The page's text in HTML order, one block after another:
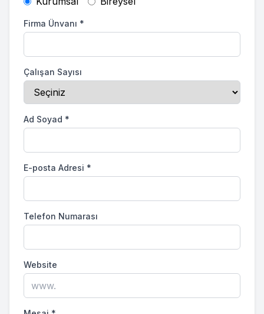
Firma Ünvanı *
Çalışan Sayısı
Ad Soyad *
E-posta Adresi *
Telefon Numarası
Website